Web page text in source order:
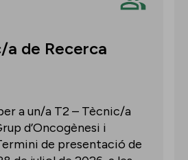
a de Recerca
a un/a T2 – Tècnic/a
d’Oncogènesi i
de presentació de